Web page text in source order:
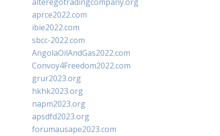
aprce2022.com
ibie2022.com
sbcc-2022.com
AngolaOilAndGas2022.com
Convoy4Freedom2022.com
grur2023.org
hkhk2023.org
napm2023.org
apsdfd2023.org
forumausape2023.com